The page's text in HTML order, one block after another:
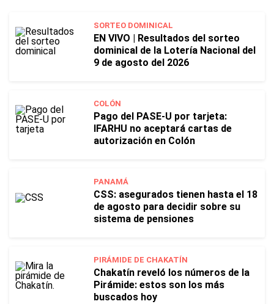
SORTEO DOMINICAL
EN VIVO | Resultados del sorteo
dominical de la Lotería Nacional del
9 de agosto del 2026
COLÓN
Pago del PASE-U por tarjeta:
IFARHU no aceptará cartas de
autorización en Colón
PANAMÁ
CSS: asegurados tienen hasta el 18
de agosto para decidir sobre su
sistema de pensiones
PIRÁMIDE DE CHAKATÍN
Chakatín reveló los números de la
Pirámide: estos son los más
buscados hoy